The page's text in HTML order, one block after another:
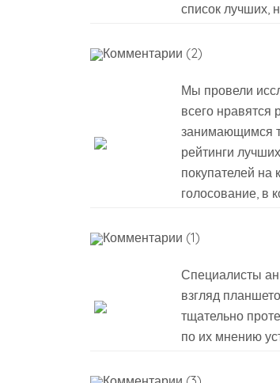
список лучших,
Комментарии (2)
Мы провели
всего нравятся
занимающимся
рейтинги
покупателей на
голосование, в
Комментарии (1)
Специалисты
взгляд
тщательно
по их мнению